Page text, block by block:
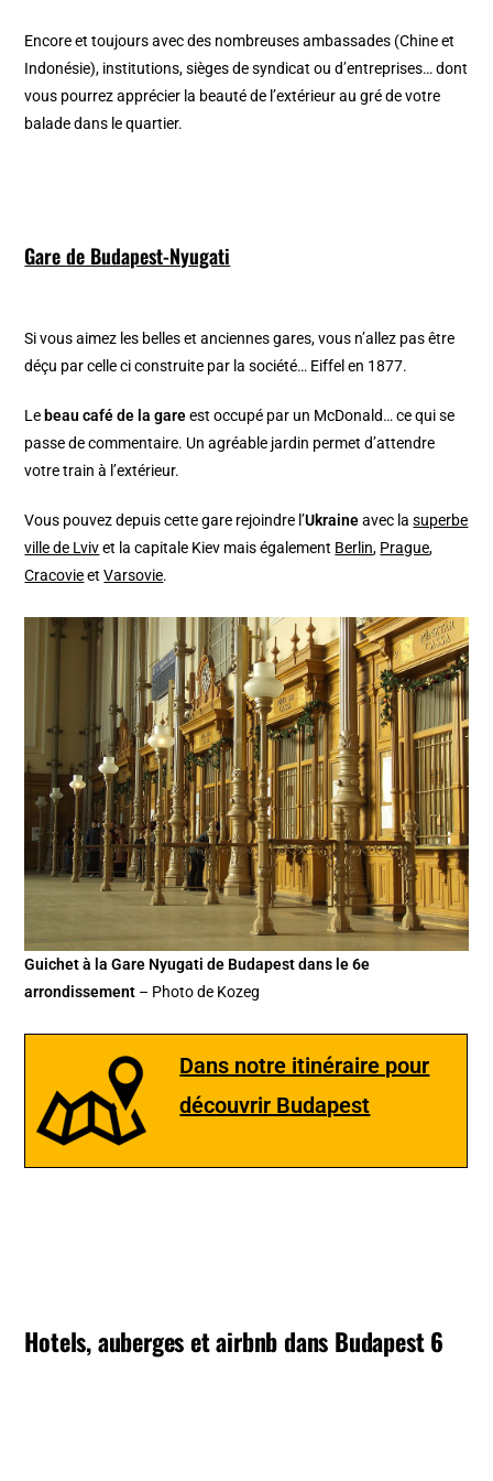
Encore et toujours avec des nombreuses ambassades (Chine et
Indonésie), institutions, sièges de syndicat ou d’entreprises… dont
vous pourrez apprécier la beauté de l’extérieur au gré de votre
balade dans le quartier.
Gare de Budapest-Nyugati
Si vous aimez les belles et anciennes gares, vous n’allez pas être
déçu par celle ci construite par la société… Eiffel en 1877.
Le beau café de la gareest occupé par un McDonald… ce qui se
passe de commentaire. Un agréable jardin permet d’attendre
votre train à l’extérieur.
Vous pouvez depuis cette gare rejoindre l’Ukraineavec lasuperbe
ville de Lvivet la capitale Kiev mais également Berlin, Prague,
CracovieetVarsovie.
Guichet à la Gare Nyugati de Budapest dans le 6e
arrondissement – Photo de Kozeg
Dans notre itinéraire pour
découvrir Budapest
Hotels, auberges et airbnb dans Budapest 6